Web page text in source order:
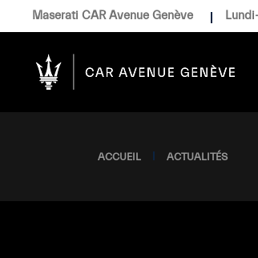
the
Maserati CAR Avenue Genève
ACCUEIL ACTUALITÉS